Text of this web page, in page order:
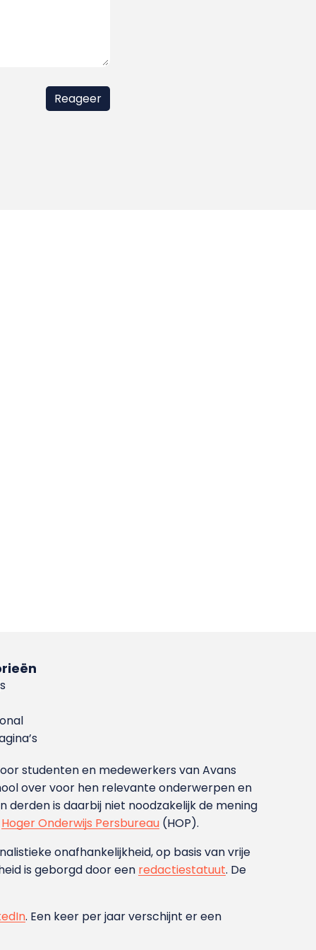
studenten en medewerkers van Avans
over voor hen relevante onderwerpen en
is daarbij niet noodzakelijk de mening
Hoger Onderwijs Persbureau (HOP).
onafhankelijkheid, op basis van vrije
is geborgd door een redactiestatuut. De
. Een keer per jaar verschijnt er een